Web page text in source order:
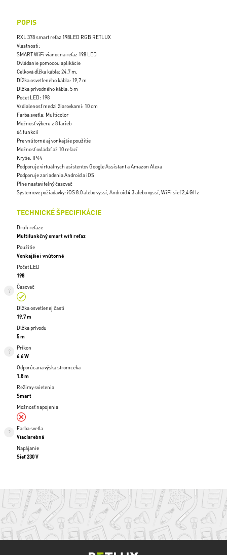
POPIS
RXL 378 smart reťaz 198LED RGB RETLUX
Vlastnosti:
SMART WiFi vianočná reťaz 198 LED
Ovládanie pomocou aplikácie
Celková dĺžka kábla: 24,7 m,
Dĺžka osvetleného kábla: 19,7 m
Dĺžka prívodného kábla: 5 m
Počet LED: 198
Vzdialenosť medzi žiarovkami: 10 cm
Farba svetla: Multicolor
Možnosť výberu z 8 farieb
64 funkcií
Pre vnútorné aj vonkajšie použitie
Možnosť ovládať až 10 reťazí
Krytie: IP44
Podporuje virtuálnych asistentov Google Assistant a Amazon Alexa
Podporuje zariadenia Android a iOS
Plne nastaviteľný časovač
Systémové požiadavky: iOS 8.0 alebo vyšší, Android 4.3 alebo vyšší, WiFi sieť 2,4 GHz
TECHNICKÉ ŠPECIFIKÁCIE
Druh reťaze
Multifunkčný smart wifi reťaz
Použitie
Vonkajšie i vnútorné
Počet LED
198
Časovač
Dĺžka osvetlenej časti
19.7 m
Dĺžka prívodu
5 m
Príkon
6.6 W
Odporúčaná výška stromčeka
1.8 m
Režimy svietenia
Smart
Možnosť napojenia
Farba svetla
Viacfarebná
Napájanie
Sieť 230 V